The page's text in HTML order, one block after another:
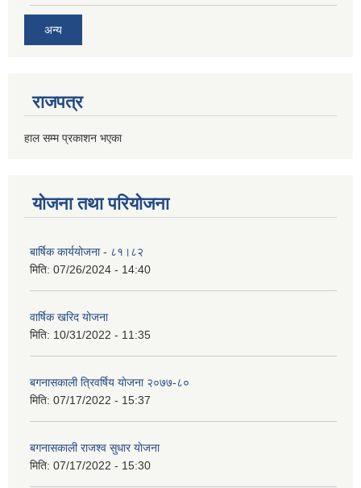
अन्य
राजपत्र
हाल सम्म प्रकाशन भएका
योजना तथा परियोजना
बार्षिक कार्ययोजना - ८१।८२
मिति: 07/26/2024 - 14:40
वार्षिक खरिद योजना
मिति: 10/31/2022 - 11:35
बगनासकाली त्रिवर्षिय याेजना २०७७-८०
मिति: 07/17/2022 - 15:37
बगनासकाली राजश्व सुधार याेजना
मिति: 07/17/2022 - 15:30